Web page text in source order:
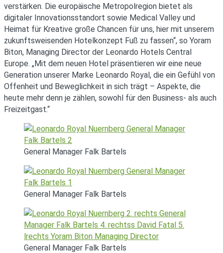
verstärken. Die europäische Metropolregion bietet als
digitaler Innovationsstandort sowie Medical Valley und
Heimat für Kreative große Chancen für uns, hier mit unserem
zukunftsweisenden Hotelkonzept Fuß zu fassen“, so Yoram
Biton, Managing Director der Leonardo Hotels Central
Europe. „Mit dem neuen Hotel präsentieren wir eine neue
Generation unserer Marke Leonardo Royal, die ein Gefühl von
Offenheit und Beweglichkeit in sich trägt – Aspekte, die
heute mehr denn je zählen, sowohl für den Business- als auch
Freizeitgast.“
General Manager Falk Bartels
General Manager Falk Bartels
General Manager Falk Bartels